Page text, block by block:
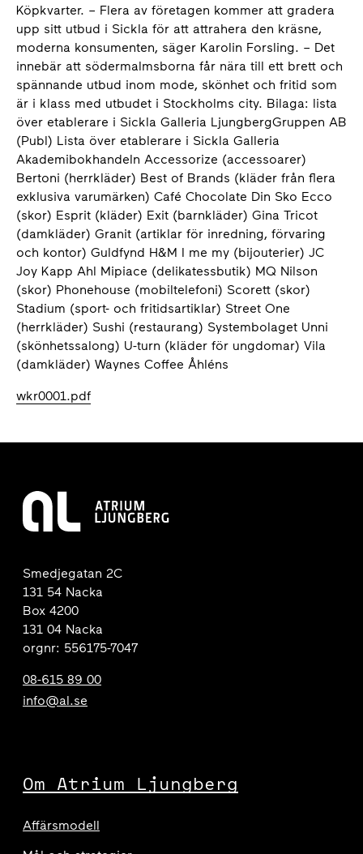
Köpkvarter. – Flera av företagen kommer att gradera
upp sitt utbud i Sickla för att attrahera den kräsne,
moderna konsumenten, säger Karolin Forsling. – Det
innebär att södermalmsborna får nära till ett brett och
spännande utbud inom mode, skönhet och fritid som
är i klass med utbudet i Stockholms city. Bilaga: lista
över etablerare i Sickla Galleria LjungbergGruppen AB
(Publ) Lista över etablerare i Sickla Galleria
Akademibokhandeln Accessorize (accessoarer)
Bertoni (herrkläder) Best of Brands (kläder från flera
exklusiva varumärken) Café Chocolate Din Sko Ecco
(skor) Esprit (kläder) Exit (barnkläder) Gina Tricot
(damkläder) Granit (artiklar för inredning, förvaring
och kontor) Guldfynd H&M I me my (bijouterier) JC
Joy Kapp Ahl Mipiace (delikatessbutik) MQ Nilson
(skor) Phonehouse (mobiltelefoni) Scorett (skor)
Stadium (sport- och fritidsartiklar) Street One
(herrkläder) Sushi (restaurang) Systembolaget Unni
(skönhetssalong) U-turn (kläder för ungdomar) Vila
(damkläder) Waynes Coffee Åhléns
wkr0001.pdf
Smedjegatan 2C
131 54 Nacka
Box 4200
131 04 Nacka
orgnr: 556175-7047
08-615 89 00
info@al.se
Om Atrium Ljungberg
Affärsmodell